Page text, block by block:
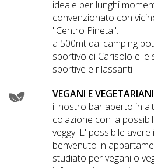
ideale per lunghi
convenzionato con
''Centro Pineta''.
a 500mt dal camping
sportivo di Carisolo e le
sportive e rilassanti
VEGANI E
il nostro bar aperto in
colazione con la
veggy. E' possibile
benvenuto in
studiato per vegani o